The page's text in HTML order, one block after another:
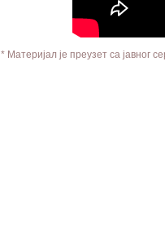
* Материјал је преузет са јавног